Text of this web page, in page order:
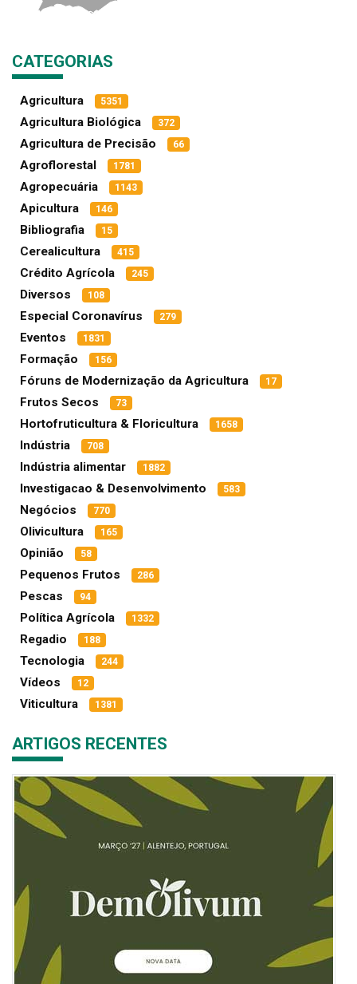
CATEGORIAS
Agricultura 5351
Agricultura Biológica 372
Agricultura de Precisão 66
Agroflorestal 1781
Agropecuária 1143
Apicultura 146
Bibliografia 15
Cerealicultura 415
Crédito Agrícola 245
Diversos 108
Especial Coronavírus 279
Eventos 1831
Formação 156
Fóruns de Modernização da Agricultura 17
Frutos Secos 73
Hortofruticultura & Floricultura 1658
Indústria 708
Indústria alimentar 1882
Investigacao & Desenvolvimento 583
Negócios 770
Olivicultura 165
Opinião 58
Pequenos Frutos 286
Pescas 94
Política Agrícola 1332
Regadio 188
Tecnologia 244
Vídeos 12
Viticultura 1381
ARTIGOS RECENTES